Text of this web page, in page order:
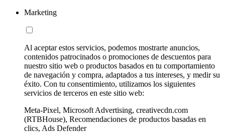
Marketing
Al aceptar estos servicios, podemos mostrarte anuncios,
contenidos patrocinados o promociones de descuentos para
nuestro sitio web o productos basados en tu comportamiento
de navegación y compra, adaptados a tus intereses, y medir su
éxito. Con tu consentimiento, utilizamos los siguientes
servicios de terceros en este sitio web:
Meta-Pixel, Microsoft Advertising, creativecdn.com
(RTBHouse), Recomendaciones de productos basadas en
clics, Ads Defender